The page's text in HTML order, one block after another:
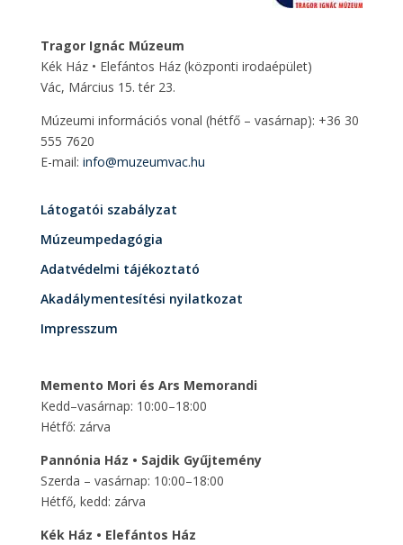
Tragor Ignác Múzeum
Kék Ház • Elefántos Ház (központi irodaépület)
Vác, Március 15. tér 23.
Múzeumi információs vonal (hétfő – vasárnap): +36 30
555 7620
E-mail: info@muzeumvac.hu
Látogatói szabályzat
Múzeumpedagógia
Adatvédelmi tájékoztató
Akadálymentesítési nyilatkozat
Impresszum
Memento Mori és Ars Memorandi
Kedd–vasárnap: 10:00–18:00
Hétfő: zárva
Pannónia Ház • Sajdik Gyűjtemény
Szerda – vasárnap: 10:00–18:00
Hétfő, kedd: zárva
Kék Ház • Elefántos Ház